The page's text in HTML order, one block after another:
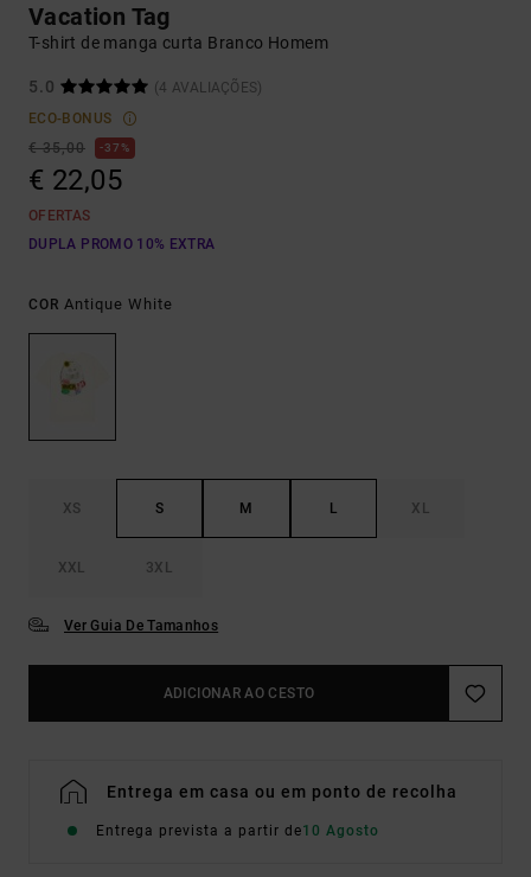
Vacation Tag
T-shirt de manga curta Branco Homem
5.0
(4 AVALIAÇÕES)
ECO-BONUS
€ 35,00
37%
€ 22,05
OFERTAS
DUPLA PROMO 10% EXTRA
COR Antique White
XS S M L XL
XXL 3XL
Ver Guia De Tamanhos
ADICIONAR AO CESTO
Entrega em casa ou em ponto de recolha
Entrega prevista a partir de10 Agosto